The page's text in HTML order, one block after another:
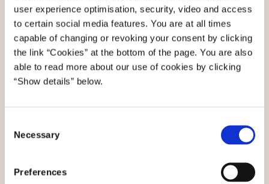
user experience optimisation, security, video and access
to certain social media features. You are at all times
capable of changing or revoking your consent by clicking
the link “Cookies” at the bottom of the page. You are also
able to read more about our use of cookies by clicking
“Show details” below.
Necessary
Preferences
MitID), og tilgå offentlige digitale tjenester på
tværs af EU/EØS.
Læs mere om eID-gateway og brug af eID på
tværs af grænser i EU/EØS her.
EU forordninger vedrørende eID
relevante for brug af eID'er i EU: